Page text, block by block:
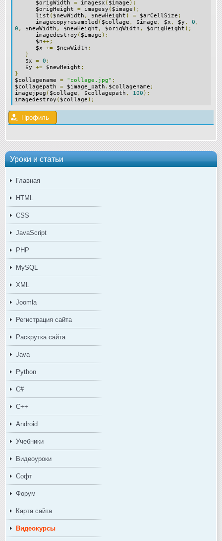
Уроки и статьи
Главная
HTML
CSS
JavaScript
PHP
MySQL
XML
Joomla
Регистрация сайта
Раскрутка сайта
Java
Python
C#
C++
Android
Учебники
Видеоуроки
Софт
Форум
Карта сайта
Видеокурсы
$origWidth = imagesx ( $image );
$origHeight = imagesy ( $image );
list ( $newWidth , $newHeight ) = $arCellSize ;
imagecopyresampled ( $collage , $image , $x , $y , 0 ,
0 , $newWidth , $newHeight , $origWidth , $origHeight );
imagedestroy ( $image );
$n++;
$x += $newWidth ;
}
$x = 0 ;
$y += $newHeight ;
}
$collagename = "collage.jpg" ;
$collagepath = $image_path . $collagename ;
imagejpeg ( $collage , $collagepath , 100 );
imagedestroy ( $collage );
Профиль